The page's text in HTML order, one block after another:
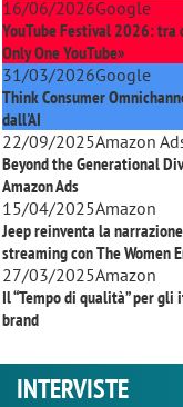
16/06/2026Google
YouTube Festival 2026: tra
Only One YouTube»
31/03/2026Google
Think Consumer
dall'AI
22/09/2025Amazon
Beyond the Generational
Amazon Ads
15/04/2025Amazon
Jeep reinventa la
streaming conThe Women
27/03/2025Amazon
Il “Tempo di qualità” per
brand
INTERVISTE